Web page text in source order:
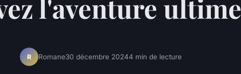
l'aventure ultime
R Romane30 décembre 20244 min de lecture